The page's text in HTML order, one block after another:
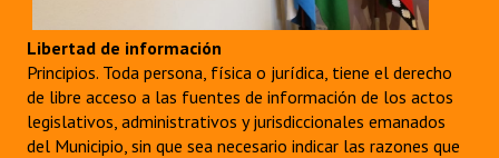
Libertad de información
Principios. Toda persona, física o jurídica, tiene el derecho
de libre acceso a las fuentes de información de los actos
legislativos, administrativos y jurisdiccionales emanados
del Municipio, sin que sea necesario indicar las razones que